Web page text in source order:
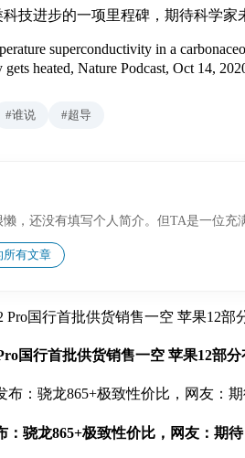
技进步的一项里程碑，期待科学
superconductivity in a
heated, Nature Podcast, Oct 14,
#谁说 #超导
懒，还没有填写个人简介。但TA是一位
所有文章
国行首批供货销售一空 苹果12部分
：骁龙865+极致性价比，网友：期